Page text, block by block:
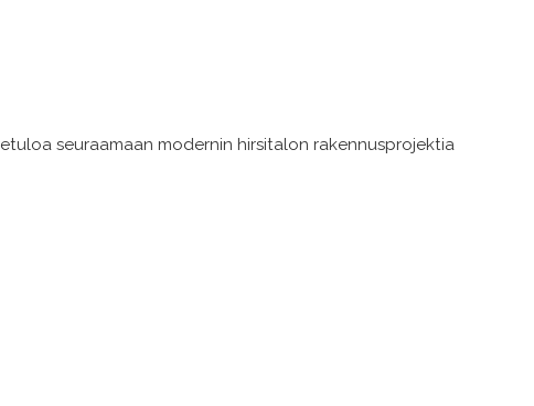
seuraamaan modernin hirsitalon rakennusprojektia